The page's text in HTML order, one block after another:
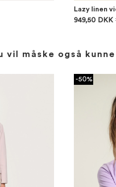
Lazy linen
949,50 DKK
vil måske også
-50%